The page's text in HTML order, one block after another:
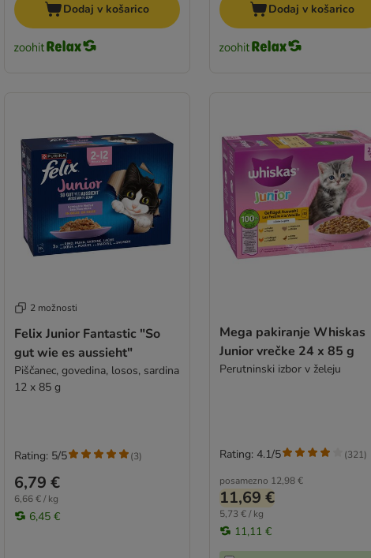
Dodaj v košarico Dodaj v košarico
2 možnosti
Felix Junior Fantastic "So
gut wie es aussieht"
Piščanec, govedina, losos, sardina
12 x 85 g
6,79 €
6,66 € / kg
6,45 €
Rating: 5/5 (3)
Mega pakiranje Whiskas
Junior vrečke 24 x 85 g
Perutninski izbor v želeju
posamezno 12,98 €
11,69 €
5,73 € / kg
11,11 €
Rating: 4.1/5 (321)